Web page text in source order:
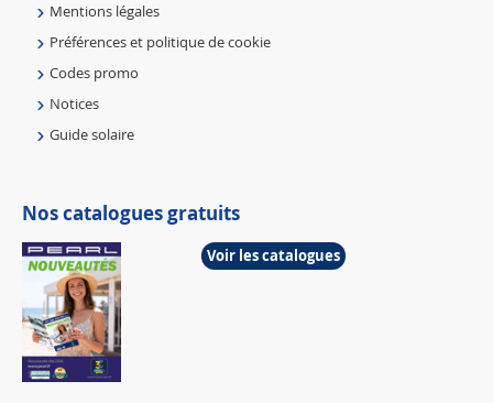
Mentions légales
Préférences et politique de cookie
Codes promo
Notices
Guide solaire
Nos catalogues gratuits
Voir les catalogues